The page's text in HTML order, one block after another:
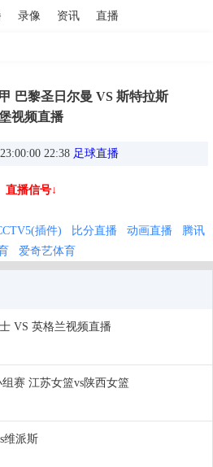
录像 资讯 直播
巴黎圣日尔曼 VS 斯特拉斯
视频直播
22:38 足球直播
直播信号↓
插件) 比分直播 动画直播
腾讯
爱奇艺体育
VS 英格兰视频直播
赛 江苏女篮vs陕西女篮
维派斯